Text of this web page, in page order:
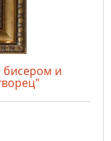
бисером и